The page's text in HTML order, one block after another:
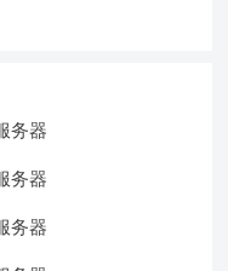
务器
务器
务器